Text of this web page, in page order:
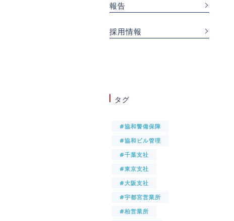
報告
採用情報
タグ
#協和警備保障
#協和ビル管理
#千葉支社
#東京支社
#大阪支社
#宇都宮営業所
#柏営業所